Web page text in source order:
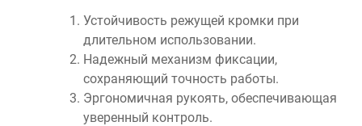
Устойчивость режущей кромки при
длительном использовании.
Надежный механизм фиксации,
сохраняющий точность работы.
Эргономичная рукоять, обеспечивающая
уверенный контроль.